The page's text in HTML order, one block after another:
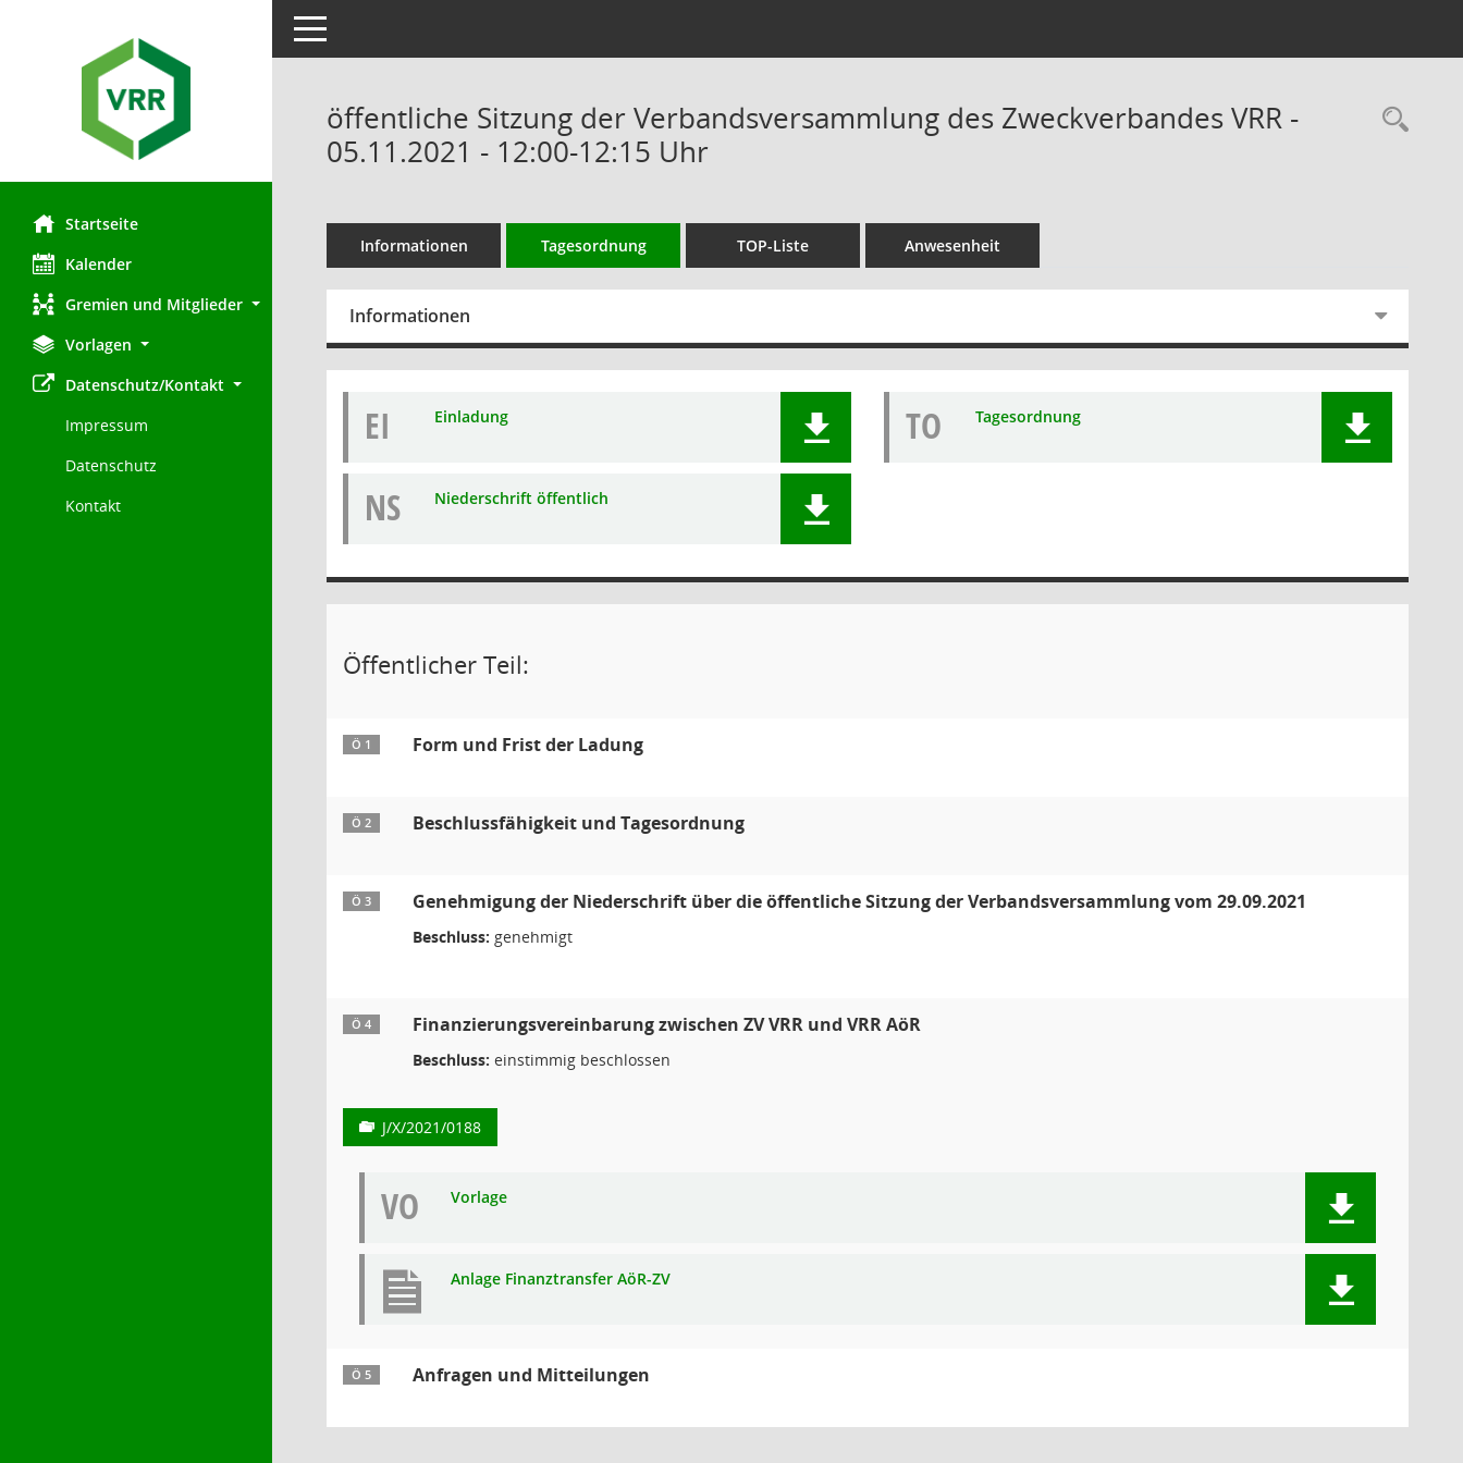
Startseite
Kalender
Gremien und Mitglieder
Vorlagen
Datenschutz/Kontakt
Impressum
Datenschutz
Kontakt
Toggle navigation
öffentliche Sitzung der Verbandsversammlung des Zweckverbandes VRR -
05.11.2021 - 12:00-12:15 Uhr
Informationen Tagesordnung TOP-Liste Anwesenheit
Informationen
EI Einladung TO Tagesordnung
NS Niederschrift öffentlich
Öffentlicher Teil:
Ö 1 Form und Frist der Ladung
Ö 2 Beschlussfähigkeit und Tagesordnung
Ö 3 Genehmigung der Niederschrift über die öffentliche Sitzung der Verbandsversammlung vom 29.09.2021
Beschluss: genehmigt
Ö 4 Finanzierungsvereinbarung zwischen ZV VRR und VRR AöR
Beschluss: einstimmig beschlossen
J/X/2021/0188
VO Vorlage
Anlage Finanztransfer AöR-ZV
Ö 5 Anfragen und Mitteilungen